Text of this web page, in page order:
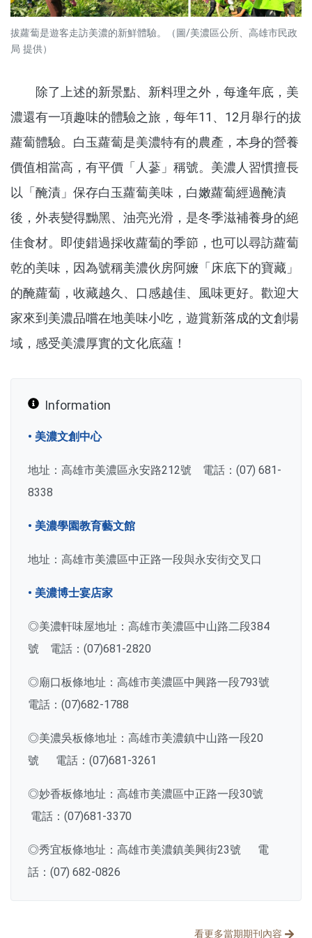
拔蘿蔔是遊客走訪美濃的新鮮體驗。（圖/美濃區公所、高雄市民政
局 提供）
除了上述的新景點、新料理之外，每逢年底，美
濃還有一項趣味的體驗之旅，每年11、12月舉行的拔
蘿蔔體驗。白玉蘿蔔是美濃特有的農產，本身的營養
價值相當高，有平價「人蔘」稱號。美濃人習慣擅長
以「醃漬」保存白玉蘿蔔美味，白嫩蘿蔔經過醃漬
後，外表變得黝黑、油亮光滑，是冬季滋補養身的絕
佳食材。即使錯過採收蘿蔔的季節，也可以尋訪蘿蔔
乾的美味，因為號稱美濃伙房阿嬤「床底下的寶藏」
的醃蘿蔔，收藏越久、口感越佳、風味更好。歡迎大
家來到美濃品嚐在地美味小吃，遊賞新落成的文創場
域，感受美濃厚實的文化底蘊！
Information
• 美濃文創中心
地址：高雄市美濃區永安路212號 電話：(07) 681-
8338
• 美濃學園教育藝文館
地址：高雄市美濃區中正路一段與永安街交叉口
• 美濃博士宴店家
◎美濃軒味屋地址：高雄市美濃區中山路二段384
號 電話：(07)681-2820
◎廟口板條地址：高雄市美濃區中興路一段793號
電話：(07)682-1788
◎美濃吳板條地址：高雄市美濃鎮中山路一段20
號 電話：(07)681-3261
◎妙香板條地址：高雄市美濃區中正路一段30號
電話：(07)681-3370
◎秀宜板條地址：高雄市美濃鎮美興街23號 電
話：(07) 682-0826
看更多當期期刊內容
分享文章